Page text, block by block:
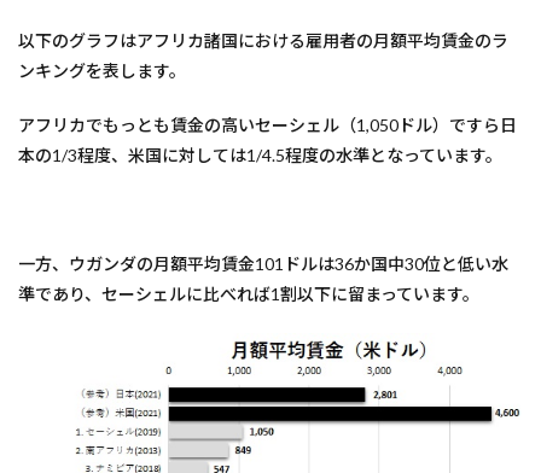
以下のグラフはアフリカ諸国における雇用者の月額平均賃金のラ
ンキングを表します。
アフリカでもっとも賃金の高いセーシェル（1,050ドル）ですら日
本の1/3程度、米国に対しては1/4.5程度の水準となっています。
一方、ウガンダの月額平均賃金101ドルは36か国中30位と低い水
準であり、セーシェルに比べれば1割以下に留まっています。